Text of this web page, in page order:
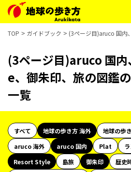
TOP ガイドブック (3ページ目)aruco 国内
(3ページ目)aruco 国
e、御朱印、旅の図鑑
一覧
すべて 地球の歩き方 海外
地球の歩
aruco 海外
aruco 国内 Plat
Resort Style
島旅 御朱印 歴史